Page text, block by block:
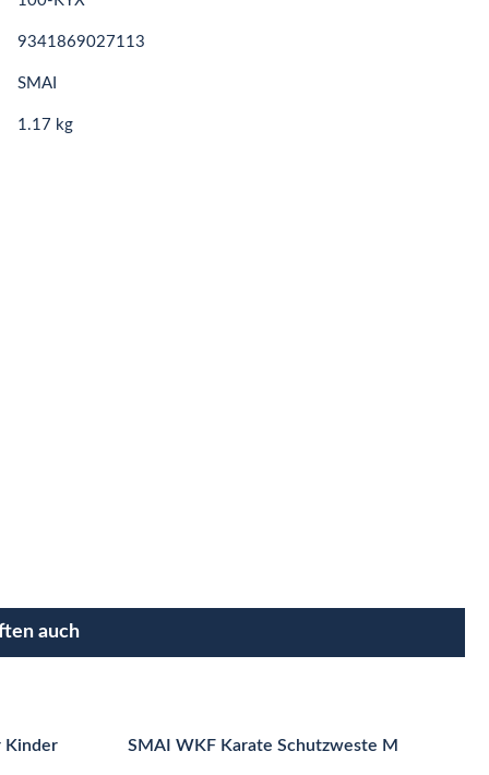
9341869027113
SMAI
1.17 kg
auch
Kinder
SMAI WKF Karate Schutzweste M